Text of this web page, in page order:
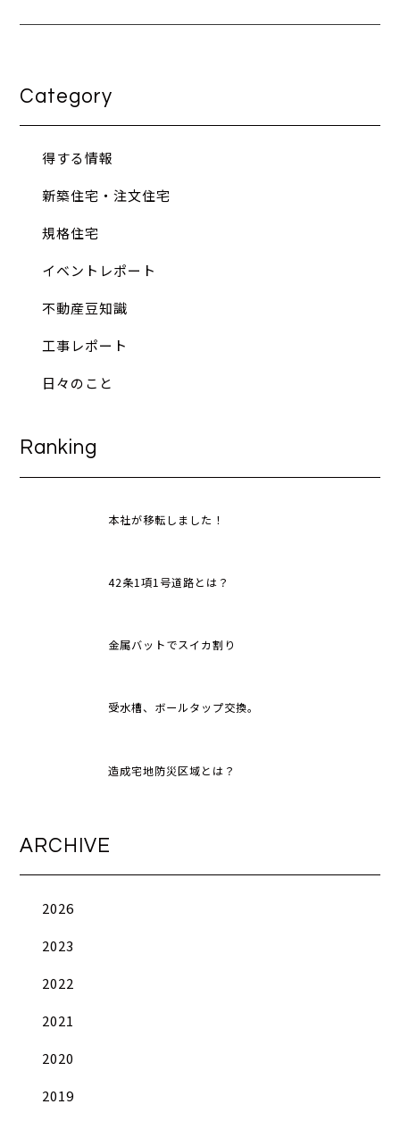
Category
得する情報
新築住宅・注文住宅
規格住宅
イベントレポート
不動産豆知識
工事レポート
日々のこと
Ranking
本社が移転しました！
42条1項1号道路とは？
金属バットでスイカ割り
受水槽、ボールタップ交換。
造成宅地防災区域とは？
ARCHIVE
2026
2023
2022
2021
2020
2019